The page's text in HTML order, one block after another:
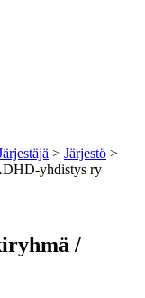
> Järjestö >
yhdistys ry
/